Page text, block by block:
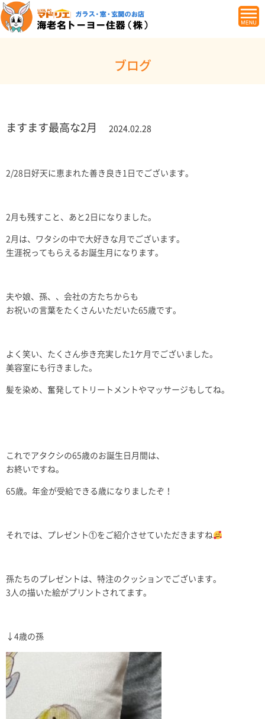
ブログ
ますます最高な2月 2024.02.28
2/28日好天に恵まれた善き良き1日でございます。
2月も残すこと、あと2日になりました。
2月は、ワタシの中で大好きな月でございます。
生涯祝ってもらえるお誕生月になります。
夫や娘、孫、、会社の方たちからも
お祝いの言葉をたくさんいただいた65歳です。
よく笑い、たくさん歩き充実した1ケ月でございました。
美容室にも行きました。
髪を染め、奮発してトリートメントやマッサージもしてね。
これでアタクシの65歳のお誕生日月間は、
お終いですね。
65歳。年金が受給できる歳になりましたぞ！
それでは、プレゼント①をご紹介させていただきますね
孫たちのプレゼントは、特注のクッションでございます。
3人の描いた絵がプリントされてます。
↓4歳の孫